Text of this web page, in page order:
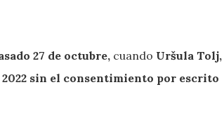
27 de octubre, cuando Uršula Tolj,
sin el consentimiento por escrito